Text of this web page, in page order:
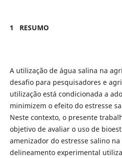
1 RESUMO
A utilização de água salina na
desafio para pesquisadores e
utilização está condicionada a
minimizem o efeito do estresse
Neste contexto, o presente
objetivo de avaliar o uso de
amenizador do estresse salino
delineamento experimental